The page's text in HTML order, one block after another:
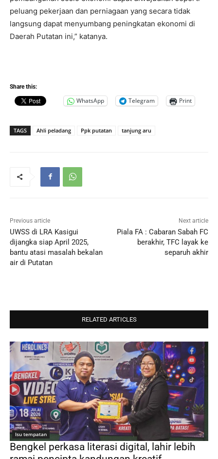
peluang pekerjaan dan perniagaan yang secara tidak
langsung dapat menyumbang peningkatan ekonomi di
Daerah Putatan ini,” katanya.
Share this:
WhatsApp Telegram Print
TAGS Ahli peladang Ppk putatan tanjung aru
Previous article
UWSS di LRA Kasigui
dijangka siap April 2025,
bantu atasi masalah bekalan
air di Putatan
Next article
Piala FA : Cabaran Sabah FC
berakhir, TFC layak ke
separuh akhir
RELATED ARTICLES
Isu tempatan
Bengkel perkasa literasi digital, lahir lebih